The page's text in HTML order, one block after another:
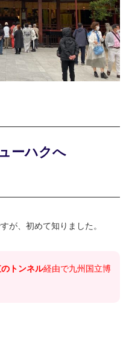
ーハクへ
が、初めて知りました。
トンネル経由で九州国立博